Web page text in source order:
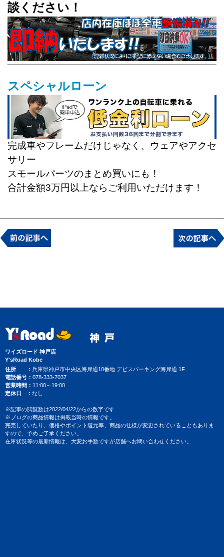
談ください！
スペシャルローン
完成車やフレームだけじゃなく、ウェアやアクセ
サリー
スモールパーツのまとめ買いにも！
合計金額3万円以上ならご利用いただけます！
ワイズロード 神戸店
Y'sRoad Kobe
住所
兵庫県神戸市中央区海岸通10番地 デビスパーキング海岸通 1F
電話番号
078-333-7037
営業時間
11:00～19:00
定休日
なし
※記事の閲覧数は2022/04/22からの数字です
※ブログの商品情報は掲載当時の情報です。
完売していたり、価格やポイント還元率、商品の仕様が変更されていることもありま
すので、予めご了承ください。
在庫状況等の最新情報は、大変お手数ですが店舗へお問い合わせください。